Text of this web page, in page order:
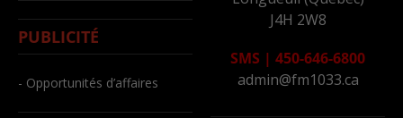
PUBLICITÉ
- Opportunités d’affaires
J4H 2W8
SMS | 450-646-6800
admin@fm1033.ca